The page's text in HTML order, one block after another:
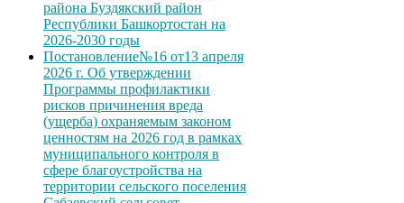
района Буздякский район
Республики Башкортостан на
2026-2030 годы
Постановление№16 от13 апреля
2026 г. Об утверждении
Программы профилактики
рисков причинения вреда
(ущерба) охраняемым законом
ценностям на 2026 год в рамках
муниципального контроля в
сфере благоустройства на
территории сельского поселения